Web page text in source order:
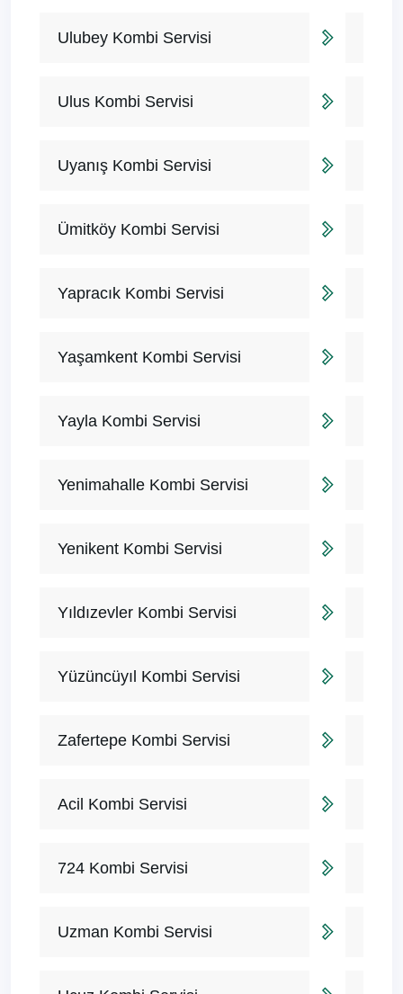
Ulubey Kombi Servisi
Ulus Kombi Servisi
Uyanış Kombi Servisi
Ümitköy Kombi Servisi
Yapracık Kombi Servisi
Yaşamkent Kombi Servisi
Yayla Kombi Servisi
Yenimahalle Kombi Servisi
Yenikent Kombi Servisi
Yıldızevler Kombi Servisi
Yüzüncüyıl Kombi Servisi
Zafertepe Kombi Servisi
Acil Kombi Servisi
724 Kombi Servisi
Uzman Kombi Servisi